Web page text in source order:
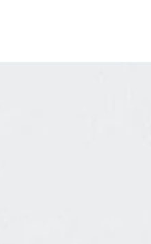
3 della galleria On